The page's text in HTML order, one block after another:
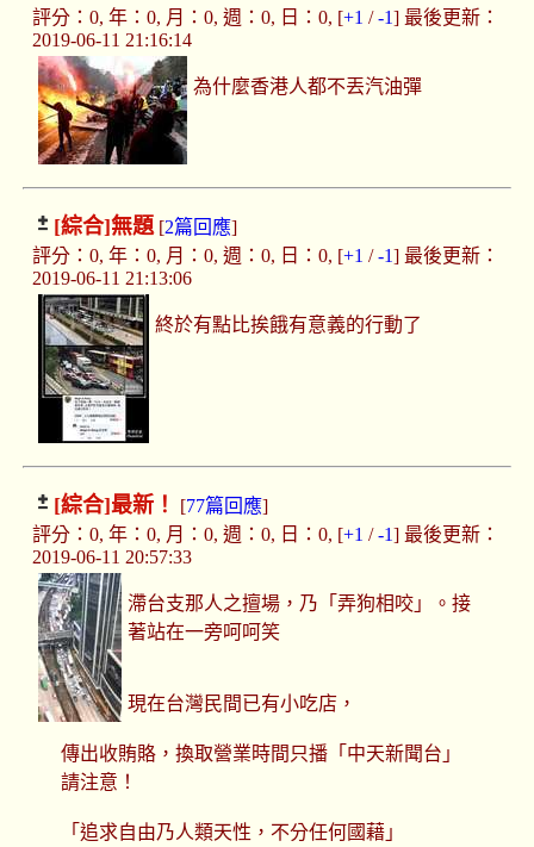
評分：0, 年：0, 月：0, 週：0, 日：0, [+1 /-1] 最後更新：
2019-06-11 21:16:14
為什麼香港人都不丟汽油彈
[綜合]無題[2篇回應]
評分：0, 年：0, 月：0, 週：0, 日：0, [+1 /-1] 最後更新：
2019-06-11 21:13:06
終於有點比挨餓有意義的行動了
[綜合]最新！ [77篇回應]
評分：0, 年：0, 月：0, 週：0, 日：0, [+1 /-1] 最後更新：
2019-06-11 20:57:33
滯台支那人之擅場，乃「弄狗相咬」。接
著站在一旁呵呵笑
現在台灣民間已有小吃店，
傳出收賄賂，換取營業時間只播「中天新聞台」
請注意！
「追求自由乃人類天性，不分任何國藉」